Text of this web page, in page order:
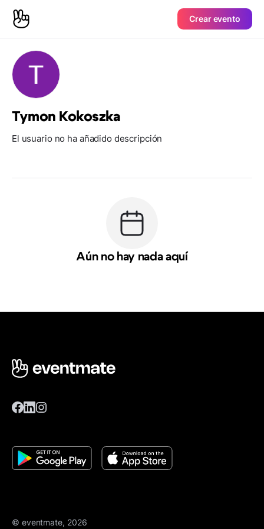
Crear evento
Tymon Kokoszka
El usuario no ha añadido descripción
Aún no hay nada aquí
© eventmate, 2026